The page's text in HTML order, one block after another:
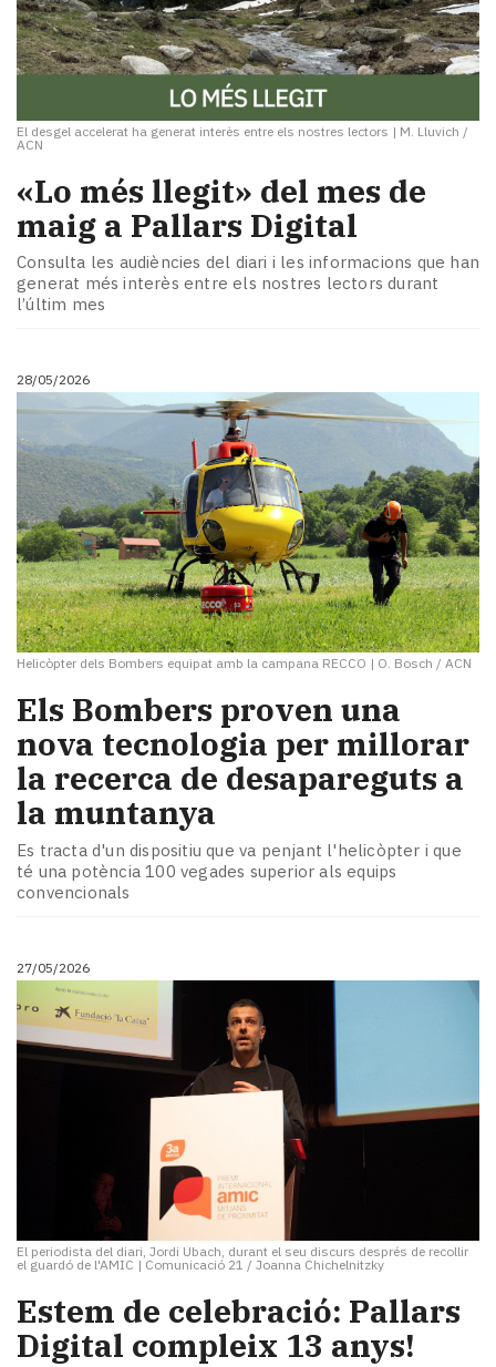
El desgel accelerat ha generat interès entre els nostres lectors | M. Lluvich /
ACN
«Lo més llegit» del mes de
maig a Pallars Digital
Consulta les audiències del diari i les informacions que han
generat més interès entre els nostres lectors durant
l’últim mes
28/05/2026
Helicòpter dels Bombers equipat amb la campana RECCO | O. Bosch / ACN
​Els Bombers proven una
nova tecnologia per millorar
la recerca de desapareguts a
la muntanya
Es tracta d'un dispositiu que va penjant l'helicòpter i que
té una potència 100 vegades superior als equips
convencionals
27/05/2026
El periodista del diari, Jordi Ubach, durant el seu discurs després de recollir
el guardó de l'AMIC | Comunicació 21 / Joanna Chichelnitzky
Estem de celebració: Pallars
Digital compleix 13 anys!